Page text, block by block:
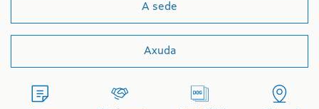
A sede
Axuda